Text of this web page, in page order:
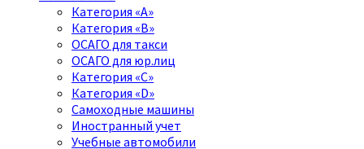
Категория «A»
Категория «B»
ОСАГО для такси
ОСАГО для юр.лиц
Категория «C»
Категория «D»
Самоходные машины
Иностранный учет
Учебные автомобили